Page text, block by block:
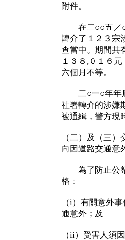
附件。
在二○○五／○
轉介了１２３宗
查當中。期間共
１３８,０１６
六個月不等。
二○一○年年底
社署轉介的涉嫌
被通緝，警方現
（二）及（三
向因道路交通意
為了防止公帑
格：
（i）有關意外
通意外；及
（ii）受害人須